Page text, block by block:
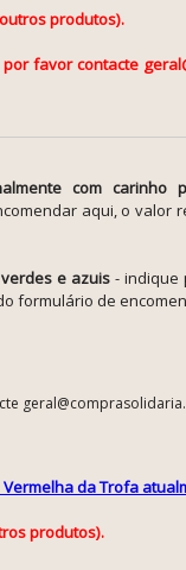
produtos).
favor contacte
com carinho
aqui, o valor
e azuis - indique
formulário de
da Trofa
produtos).